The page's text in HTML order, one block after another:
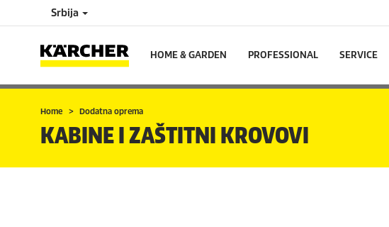
Srbija
HOME & GARDEN PROFESSIONAL SERVICE
Home Dodatna oprema
KABINE I ZAŠTITNI KROVOVI